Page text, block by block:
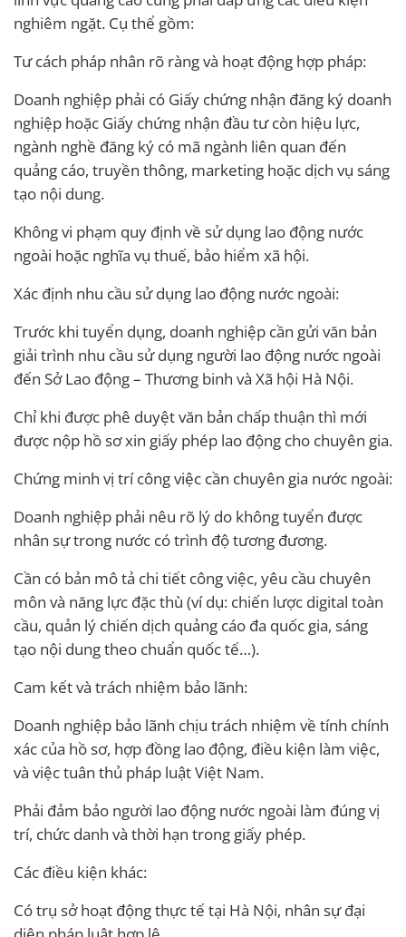
nghiêm ngặt. Cụ thể gồm:
Tư cách pháp nhân rõ ràng và hoạt động hợp pháp:
Doanh nghiệp phải có Giấy chứng nhận đăng ký doanh
nghiệp hoặc Giấy chứng nhận đầu tư còn hiệu lực,
ngành nghề đăng ký có mã ngành liên quan đến
quảng cáo, truyền thông, marketing hoặc dịch vụ sáng
tạo nội dung.
Không vi phạm quy định về sử dụng lao động nước
ngoài hoặc nghĩa vụ thuế, bảo hiểm xã hội.
Xác định nhu cầu sử dụng lao động nước ngoài:
Trước khi tuyển dụng, doanh nghiệp cần gửi văn bản
giải trình nhu cầu sử dụng người lao động nước ngoài
đến Sở Lao động – Thương binh và Xã hội Hà Nội.
Chỉ khi được phê duyệt văn bản chấp thuận thì mới
được nộp hồ sơ xin giấy phép lao động cho chuyên gia.
Chứng minh vị trí công việc cần chuyên gia nước ngoài:
Doanh nghiệp phải nêu rõ lý do không tuyển được
nhân sự trong nước có trình độ tương đương.
Cần có bản mô tả chi tiết công việc, yêu cầu chuyên
môn và năng lực đặc thù (ví dụ: chiến lược digital toàn
cầu, quản lý chiến dịch quảng cáo đa quốc gia, sáng
tạo nội dung theo chuẩn quốc tế…).
Cam kết và trách nhiệm bảo lãnh:
Doanh nghiệp bảo lãnh chịu trách nhiệm về tính chính
xác của hồ sơ, hợp đồng lao động, điều kiện làm việc,
và việc tuân thủ pháp luật Việt Nam.
Phải đảm bảo người lao động nước ngoài làm đúng vị
trí, chức danh và thời hạn trong giấy phép.
Các điều kiện khác:
Có trụ sở hoạt động thực tế tại Hà Nội, nhân sự đại